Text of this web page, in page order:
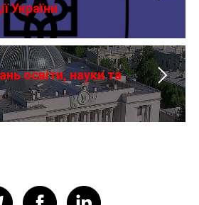
України
освіти, науки та